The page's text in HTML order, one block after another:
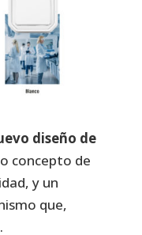
diseño de
concepto de
y un
que,